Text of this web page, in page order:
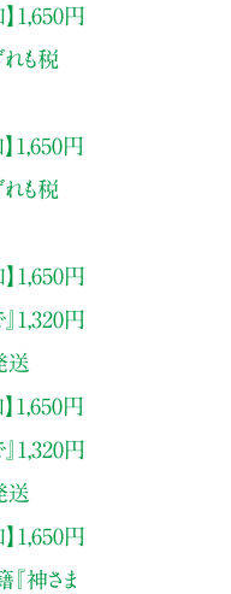
1,650円
れも税
1,650円
れも税
1,650円
1,320円
送
1,650円
1,320円
送
1,650円
『神さま